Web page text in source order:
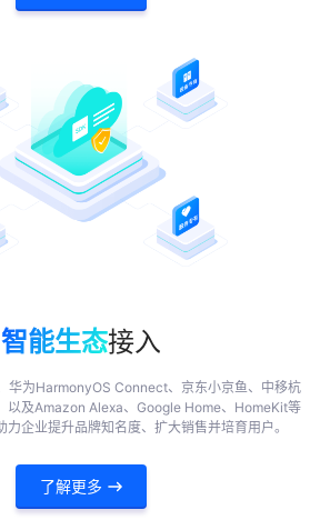
智能生态接入
华为HarmonyOS Connect、京东小京鱼、中移杭
以及Amazon Alexa、Google Home、HomeKit等
力企业提升品牌知名度、扩大销售并培育用户。
了解更多